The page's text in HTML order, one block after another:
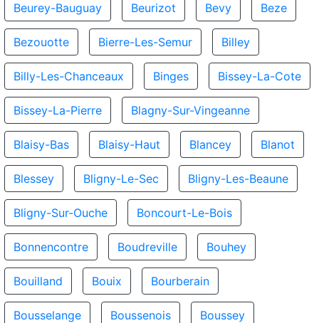
Beurey-Bauguay Beurizot Bevy Beze
Bezouotte Bierre-Les-Semur Billey
Billy-Les-Chanceaux Binges Bissey-La-Cote
Bissey-La-Pierre Blagny-Sur-Vingeanne
Blaisy-Bas Blaisy-Haut Blancey Blanot
Blessey Bligny-Le-Sec Bligny-Les-Beaune
Bligny-Sur-Ouche Boncourt-Le-Bois
Bonnencontre Boudreville Bouhey
Bouilland Bouix Bourberain
Bousselange Boussenois Boussey